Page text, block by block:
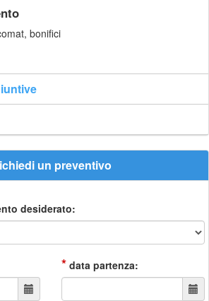
bonifici
un preventivo
desiderato:
* data partenza: